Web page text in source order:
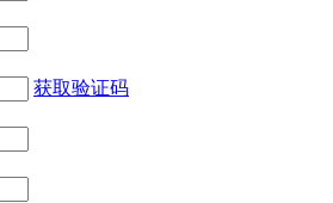
获取验证码